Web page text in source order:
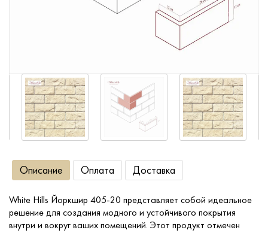
О компании
Услуги
Оплата
Портфолио
Доставка
Описание Оплата Доставка
White Hills Йоркшир 405-20 представляет собой идеальное
решение для создания модного и устойчивого покрытия
внутри и вокруг ваших помещений. Этот продукт отмечен